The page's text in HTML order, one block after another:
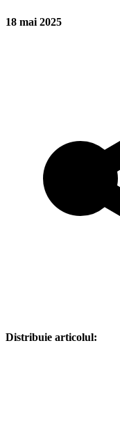
18 mai 2025
Distribuie articolul: